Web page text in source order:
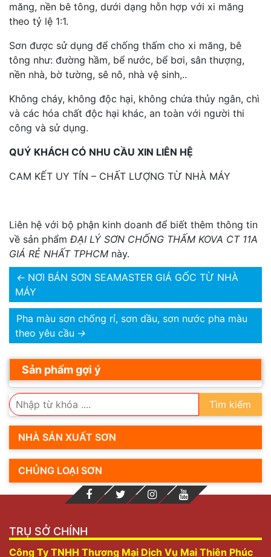
măng, nền bê tông, dưới dạng hỗn hợp với xi măng
theo tỷ lệ 1:1.
Sơn được sử dụng để chống thấm cho xi măng, bê
tông như: đường hầm, bể nước, bể bơi, sân thượng,
nền nhà, bờ tường, sê nô, nhà vệ sinh,..
Không cháy, không độc hại, không chứa thủy ngân, chì
và các hóa chất độc hại khác, an toàn với người thi
công và sử dụng.
QUÝ KHÁCH CÓ NHU CẦU XIN LIÊN HỆ
CAM KẾT UY TÍN – CHẤT LƯỢNG TỪ NHÀ MÁY
Liên hệ với bộ phận kinh doanh để biết thêm thông tin
về sản phẩm ĐẠI LÝ SƠN CHỐNG THẤM KOVA CT 11A
GIÁ RẺ NHẤT TPHCM này.
← NƠI BÁN SƠN SEAMASTER GIÁ GỐC TỪ NHÀ
MÁY
Pha màu sơn chống rỉ, sơn dầu, sơn nước pha màu
theo yêu cầu →
Sản phẩm gợi ý
Tìm kiếm
NHÀ SẢN XUẤT SƠN
CHỦNG LOẠI SƠN
TRỤ SỞ CHÍNH
Công Ty TNHH Thương Mại Dịch Vụ Mai Thiên Phúc